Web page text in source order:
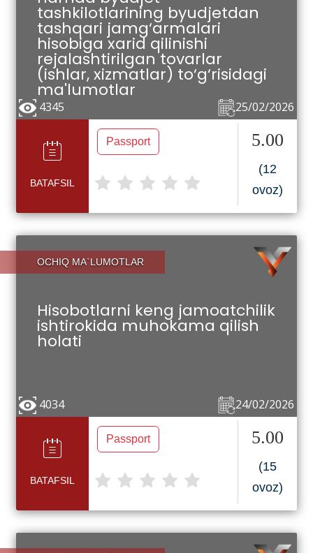
tashkilotlarining byudjetdan
tashqari jamg‘armalari
hisobiga xarid qilinishi
rejalashtirilgan tovarlar
(ishlar, xizmatlar) to‘g‘risidagi
ma'lumotlar
25/02/2026
4345
BATAFSIL
Passport 5.00
(12
ovoz)
OCHIQ MA`LUMOTLAR
Hisobotlarni keng jamoatchilik
ishtirokida muhokama qilish
holati
24/02/2026
4034
BATAFSIL
Passport 5.00
(15
ovoz)